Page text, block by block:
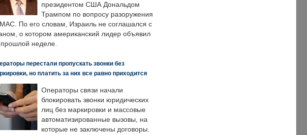
президентом США Дональдом
Трампом по вопросу разоружения
По его словам, Израиль не соглашался с
о котором американский лидер объявил
неделе.
перестали пропускать звонки без
но платить за них все равно приходится
Операторы связи начали
блокировать звонки юридических
лиц без маркировки и массовые
автоматизированные вызовы, на
которые не заключены договоры.